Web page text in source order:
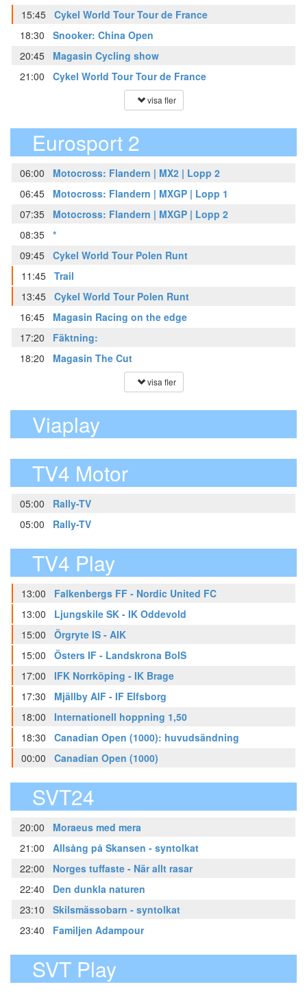
15:45 Cykel World Tour Tour de France
18:30
Snooker: China Open
20:45
Magasin Cycling show
21:00
Cykel World Tour Tour de France
visa fler
Eurosport 2
06:00
Motocross: Flandern | MX2 | Lopp 2
06:45
Motocross: Flandern | MXGP | Lopp 1
07:35
Motocross: Flandern | MXGP | Lopp 2
08:35 *
09:45 Cykel World Tour Polen Runt
11:45 Trail
13:45 Cykel World Tour Polen Runt
16:45
Magasin Racing on the edge
17:20
Fäktning:
18:20
Magasin The Cut
visa fler
Viaplay
TV4 Motor
05:00
Rally-TV
05:00
Rally-TV
TV4 Play
13:00
Falkenbergs FF - Nordic United FC
13:00
Ljungskile SK - IK Oddevold
15:00
Örgryte IS - AIK
15:00
Östers IF - Landskrona BoIS
17:00
IFK Norrköping - IK Brage
17:30
Mjällby AIF - IF Elfsborg
18:00
Internationell hoppning 1,50
18:30
Canadian Open (1000): huvudsändning
00:00
Canadian Open (1000)
SVT24
20:00
Moraeus med mera
21:00
Allsång på Skansen - syntolkat
22:00
Norges tuffaste - När allt rasar
22:40
Den dunkla naturen
23:10
Skilsmässobarn - syntolkat
23:40
Familjen Adampour
SVT Play